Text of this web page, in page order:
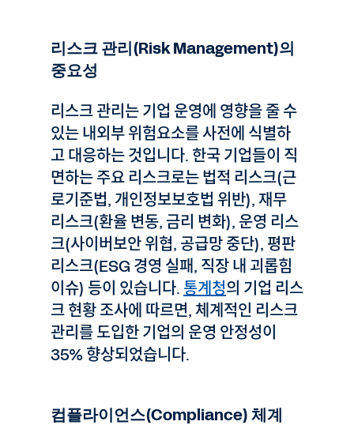
리스크 관리(Risk Management)의
중요성
리스크 관리는 기업 운영에 영향을 줄 수
있는 내외부 위험요소를 사전에 식별하
고 대응하는 것입니다. 한국 기업들이 직
면하는 주요 리스크로는 법적 리스크(근
로기준법, 개인정보보호법 위반), 재무
리스크(환율 변동, 금리 변화), 운영 리스
크(사이버보안 위협, 공급망 중단), 평판
리스크(ESG 경영 실패, 직장 내 괴롭힘
이슈) 등이 있습니다. 통계청의 기업 리스
크 현황 조사에 따르면, 체계적인 리스크
관리를 도입한 기업의 운영 안정성이
35% 향상되었습니다.
컴플라이언스(Compliance) 체계